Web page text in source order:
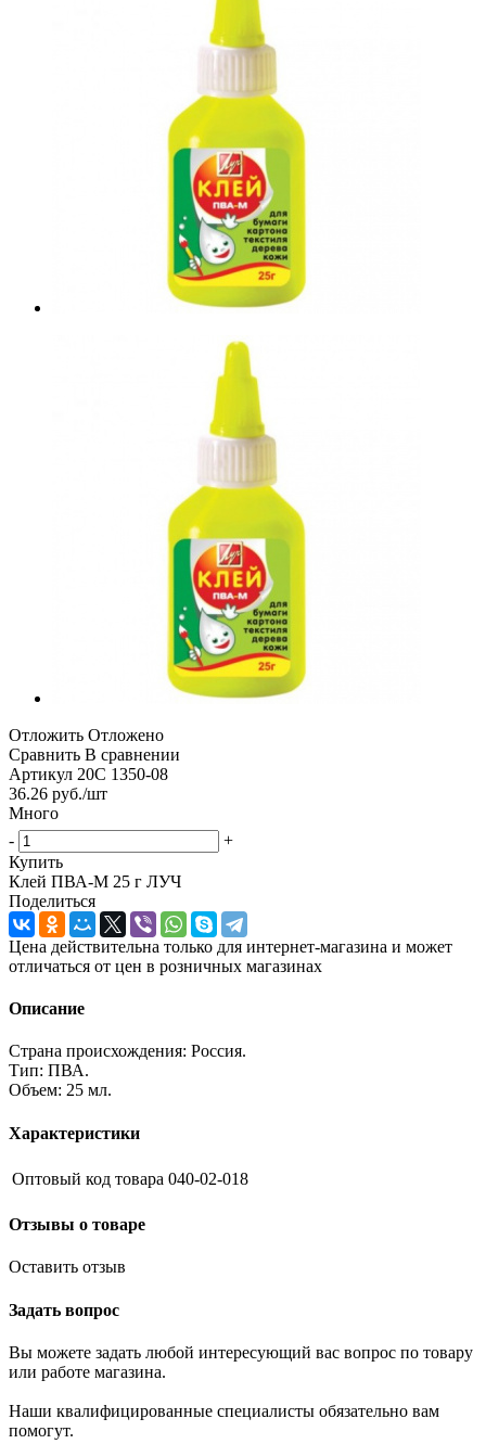
Отложить Отложено
Сравнить В сравнении
Артикул 20С 1350-08
36.26 руб./шт
Много
-
+
Купить
Клей ПВА-М 25 г ЛУЧ
Поделиться
Цена действительна только для интернет-магазина и может
отличаться от цен в розничных магазинах
Описание
Страна происхождения: Россия.
Тип: ПВА.
Объем: 25 мл.
Характеристики
Оптовый код товара 040-02-018
Отзывы о товаре
Оставить отзыв
Задать вопрос
Вы можете задать любой интересующий вас вопрос по товару
или работе магазина.
Наши квалифицированные специалисты обязательно вам
помогут.